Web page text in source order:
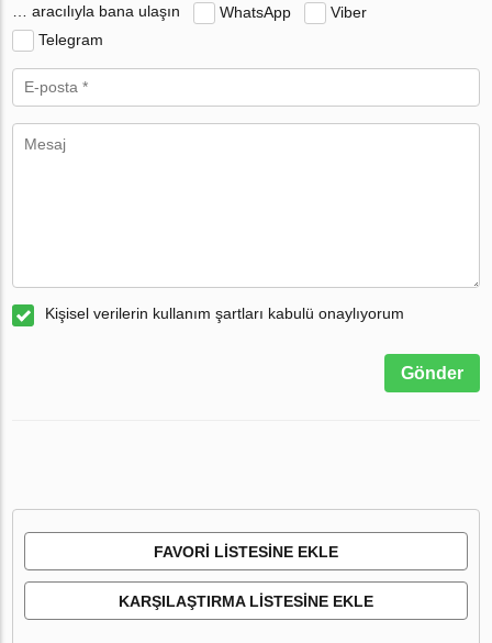
… aracılıyla bana ulaşın WhatsApp
Viber
Telegram
Kişisel verilerin kullanım şartları kabulü onaylıyorum
Gönder
FAVORI LISTESINE EKLE
KARŞILAŞTIRMA LISTESINE EKLE